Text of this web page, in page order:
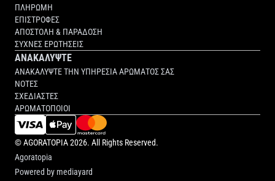
ΠΛΗΡΩΜΗ
ΕΠΙΣΤΡΟΦΕΣ
ΑΠΟΣΤΟΛΗ & ΠΑΡΑΔΟΣΗ
ΣΥΧΝΕΣ ΕΡΩΤΗΣΕΙΣ
ΑΝΑΚΑΛΥΨΤΕ
ΑΝΑΚΑΛΥΨΤΕ ΤΗΝ ΥΠΗΡΕΣΙΑ ΑΡΩΜΑΤΟΣ ΣΑΣ
ΝΟΤΕΣ
ΣΧΕΔΙΑΣΤΕΣ
ΑΡΩΜΑΤΟΠΟΙΟΙ
©AGORATOPIA2026. All Rights Reserved.
Agoratopia
Powered by mediayard